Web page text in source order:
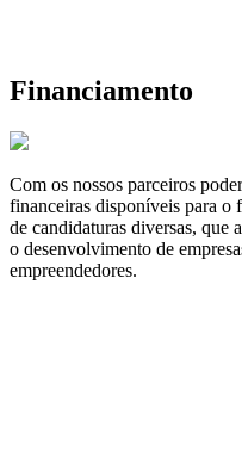
Financiamento
Com os nossos parceiros
financeiras disponíveis para o
de candidaturas diversas, que
o desenvolvimento de
empreendedores.